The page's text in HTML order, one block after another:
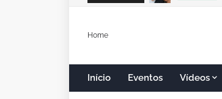
Home
Início Eventos Vídeos